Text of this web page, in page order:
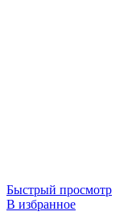
Быстрый просмотр
В избранное